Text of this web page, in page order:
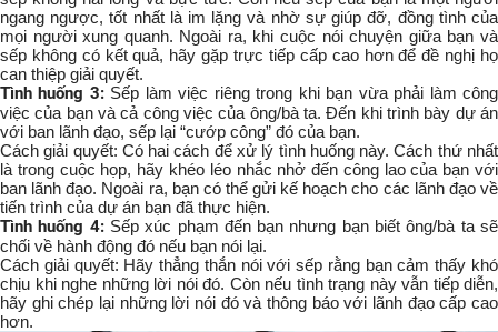
ngang ngược, tốt nhất là im lặng và nhờ sự giúp đỡ, đồng tình của
mọi người xung quanh. Ngoài ra, khi cuộc nói chuyện giữa bạn và
sếp không có kết quả, hãy gặp trực tiếp cấp cao hơn để đề nghị họ
can thiệp giải quyết.
Tình huống 3: Sếp làm việc riêng trong khi bạn vừa phải làm công
việc của bạn và cả công việc của ông/bà ta. Đến khi trình bày dự án
với ban lãnh đạo, sếp lại “cướp công” đó của bạn.
Cách giải quyết: Có hai cách để xử lý tình huống này. Cách thứ nhất
là trong cuộc họp, hãy khéo léo nhắc nhở đến công lao của bạn với
ban lãnh đạo. Ngoài ra, bạn có thể gửi kế hoạch cho các lãnh đạo về
tiến trình của dự án bạn đã thực hiện.
Tình huống 4:Sếp xúc phạm đến bạn nhưng bạn biết ông/bà ta sẽ
chối về hành động đó nếu bạn nói lại.
Cách giải quyết: Hãy thẳng thắn nói với sếp rằng bạn cảm thấy khó
chịu khi nghe những lời nói đó. Còn nếu tình trạng này vẫn tiếp diễn,
hãy ghi chép lại những lời nói đó và thông báo với lãnh đạo cấp cao
hơn.